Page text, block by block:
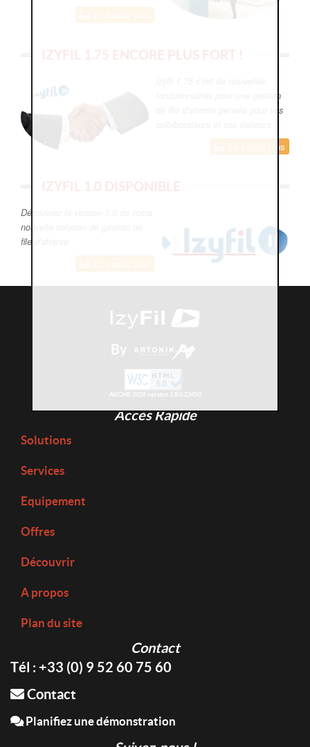
IZYFIL 1.75 ENCORE PLUS FORT !
fonctionnalités pour une gestion
de file d'attente pensée pour vos
En savoir plus
IZYFIL 1.0 DISPONIBLE
Découvrez la version 1.0 de notre
nouvelle solution de gestion de
file d'attente
By
AKCMS 2026 version 2.8.0.23450
Accès Rapide
Solutions
Services
Equipement
Offres
Découvrir
A propos
Plan du site
Contact
Tél : +33 (0) 9 52 60 75 60
Contact
Planifiez une démonstration